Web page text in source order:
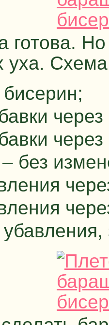
готова.
Схема
без